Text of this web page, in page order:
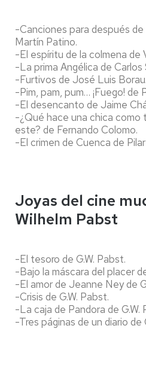
-Canciones para después de
Martín Patino.
-El espíritu de la colmena de
-La prima Angélica de Carlos
-Furtivos de José Luis Borau.
-Pim, pam, pum… ¡Fuego! de
-El desencanto de Jaime
-¿Qué hace una chica como
este? de Fernando Colomo.
-El crimen de Cuenca de
Joyas del cine
Wilhelm Pabst
-El tesoro de G.W. Pabst.
-Bajo la máscara del placer
-El amor de Jeanne Ney de
-Crisis de G.W. Pabst.
-La caja de Pandora de G.W.
-Tres páginas de un diario de